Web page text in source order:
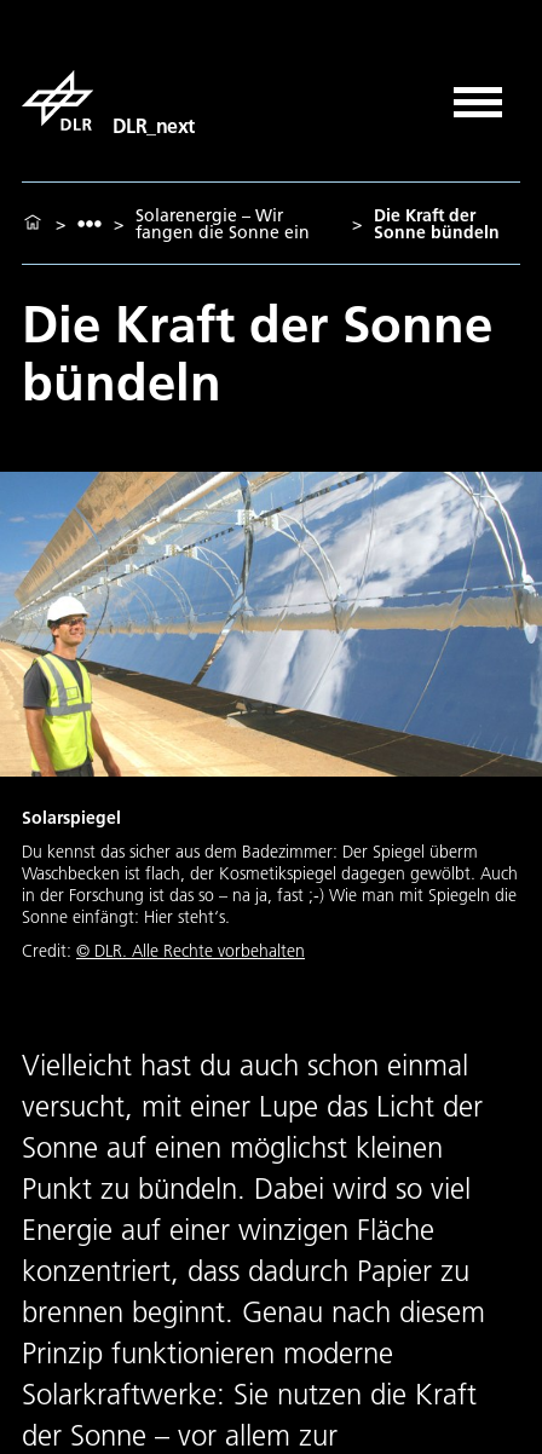
DLR_next
> > Solarenergie – Wir
fangen die Sonne ein > Die Kraft der
Sonne bündeln
Die Kraft der Sonne
bündeln
Solarspiegel
Du kennst das sicher aus dem Badezimmer: Der Spiegel überm
Waschbecken ist flach, der Kosmetikspiegel dagegen gewölbt. Auch
in der Forschung ist das so – na ja, fast ;-) Wie man mit Spiegeln die
Sonne einfängt: Hier steht‘s.
Credit: © DLR. Alle Rechte vorbehalten
Vielleicht hast du auch schon einmal
versucht, mit einer Lupe das Licht der
Sonne auf einen möglichst kleinen
Punkt zu bündeln. Dabei wird so viel
Energie auf einer winzigen Fläche
konzentriert, dass dadurch Papier zu
brennen beginnt. Genau nach diesem
Prinzip funktionieren moderne
Solarkraftwerke: Sie nutzen die Kraft
der Sonne – vor allem zur